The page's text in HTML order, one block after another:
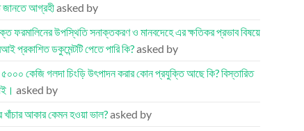
জানতে আগ্রহীasked by
ফরমালিনের উপস্থিতি সনাক্তকরণ ও মানবদেহে এর ক্ষতিকর প্রভাব বিষয়ে
প্রকাশিত ডকুমেন্টটি পেতে পারি কি?asked by
৫০০০ কেজি গলদা চিংড়ি উৎপাদন করার কোন প্রযুক্তি আছে কি? বিস্তারিত
asked by
খাঁচার আকার কেমন হওয়া ভাল?asked by